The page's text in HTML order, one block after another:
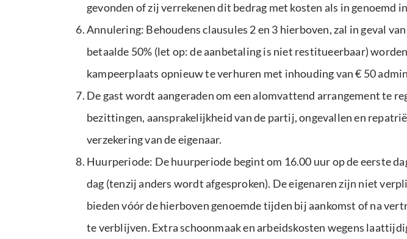
gevonden of zij verrekenen dit bedrag met kosten als in genoemd
Annulering: Behoudens clausules 2 en 3 hierboven, zal in geval
betaalde 50% (let op: de aanbetaling is niet restitueerbaar)
kampeerplaats opnieuw te verhuren met inhouding van € 50
De gast wordt aangeraden om een alomvattend arrangement te
bezittingen, aansprakelijkheid van de partij, ongevallen en
verzekering van de eigenaar.
Huurperiode: De huurperiode begint om 16.00 uur op de eerste
dag (tenzij anders wordt afgesproken). De eigenaren zijn niet
bieden vóór de hierboven genoemde tijden bij aankomst of na
te verblijven. Extra schoonmaak en arbeidskosten wegens